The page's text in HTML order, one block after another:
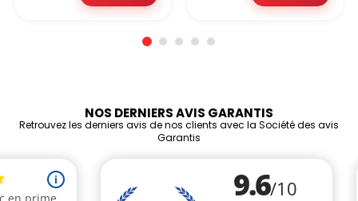
NOS DERNIERS AVIS GARANTIS
Retrouvez les derniers avis de nos clients avec la Société des avis
Garantis